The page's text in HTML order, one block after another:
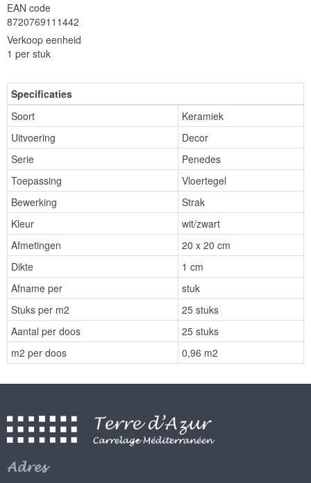
EAN code
8720769111442
Verkoop eenheid
1 per stuk
Specificaties
Soort
Keramiek
Uitvoering
Decor
Serie
Penedes
Toepassing
Vloertegel
Bewerking
Strak
Kleur
wit/zwart
Afmetingen
20 x 20 cm
Dikte
1 cm
Afname per
stuk
Stuks per m2
25 stuks
Aantal per doos
25 stuks
m2 per doos
0,96 m2
Adres